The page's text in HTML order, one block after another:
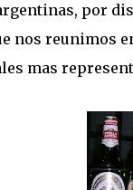
por
nos reunimos
mas